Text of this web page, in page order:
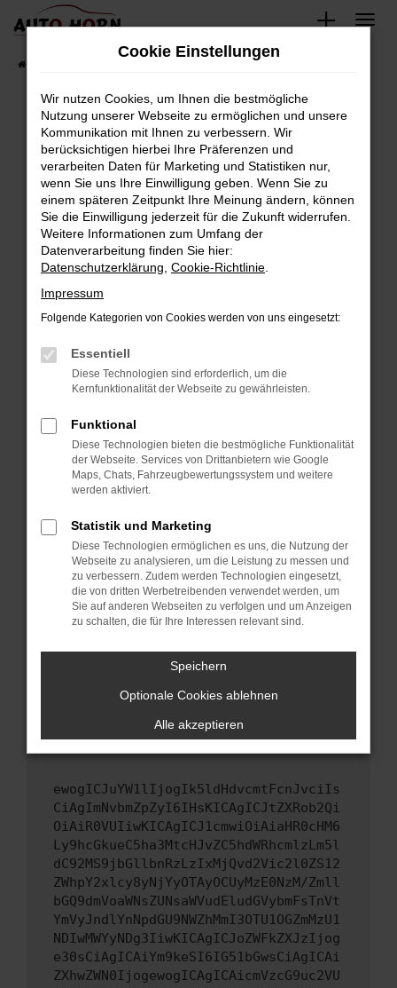
Zum
springen
Fahrzeugbestand
Fehler: Network Error
Beim Laden ist ein Fehler aufgetreten.
Hier sind ein paar Tipps, die dir helfen können:
Überprüfe deine Firewall und deine
Internetverbindung.
Laden andere Webseiten, zum Beispiel deine
Suchmaschine?
Prüfe deine Browsererweiterungen.
können das Laden bestimmter Seiten
verhindern. Funktioniert die Seite in einem
anderen Browser oder in einem privaten
Starte dein Gerät neu.
Das kann manchmal helfen, vorübergehende
Probleme zu beheben.
Betriebssystem auf dem neuesten Stand
sind.
Veraltete Software birgt nicht nur ein
Sicherheitsrisiko, sondern kann auch dazu
führen, dass bestimmte Funktionen nicht mehr
unterstützt werden.
Wende dich an den Webseitenbetreiber.
Wenn du alle oben genannten Schritte versucht
hast, kontaktiere uns bitte. Wir werden
versuchen, das Problem zu beheben. Du kannst
uns diesen Text schicken, um uns bei der
ewogICJuYW1lIjogIk5ldHdvcmtFcnJvciIs
CiAgImNvbmZpZyI6IHsKICAgICJtZXRob2Qi
OiAiR0VUIiwKICAgICJ1cmwiOiAiaHR0cHM6
Ly9hcGkueC5ha3MtcHJvZC5hdWRhcmlzLm5l
dC92MS9jbGllbnRzLzIxMjQvd2Vic2l0ZS12
ZWhpY2xlcy8yNjYyOTAyOCUyMzE0NzM/Zmll
bGQ9dmVoaWNsZUNsaWVudEludGVybmFsTnVt
YmVyJndlYnNpdGU9NWZhMmI3OTU1OGZmMzU1
NDIwMWYyNDg3IiwKICAgICJoZWFkZXJzIjog
e30sCiAgICAiYm9keSI6IG51bGwsCiAgICAi
ZXhwZWN0IjogewogICAgICAicmVzcG9uc2VU
Cookie Einstellungen
Wir nutzen Cookies, um Ihnen die bestmögliche
Nutzung unserer Webseite zu ermöglichen und unsere
Kommunikation mit Ihnen zu verbessern. Wir
berücksichtigen hierbei Ihre Präferenzen und
verarbeiten Daten für Marketing und Statistiken nur,
wenn Sie uns Ihre Einwilligung geben. Wenn Sie zu
einem späteren Zeitpunkt Ihre Meinung ändern, können
Sie die Einwilligung jederzeit für die Zukunft widerrufen.
Weitere Informationen zum Umfang der
Datenverarbeitung finden Sie hier:
Datenschutzerklärung Cookie-Richtlinie
Impressum
Folgende Kategorien von Cookies werden von uns eingesetzt:
Essentiell
Diese Technologien sind erforderlich, um die
Kernfunktionalität der Webseite zu gewährleisten.
Funktional
Diese Technologien bieten die bestmögliche Funktionalität
der Webseite. Services von Drittanbietern wie Google
Maps, Chats, Fahrzeugbewertungssystem und weitere
werden aktiviert.
Statistik und Marketing
Diese Technologien ermöglichen es uns, die Nutzung der
Webseite zu analysieren, um die Leistung zu messen und
zu verbessern. Zudem werden Technologien eingesetzt,
die von dritten Werbetreibenden verwendet werden, um
Sie auf anderen Webseiten zu verfolgen und um Anzeigen
zu schalten, die für Ihre Interessen relevant sind.
Speichern
Optionale Cookies ablehnen
Alle akzeptieren